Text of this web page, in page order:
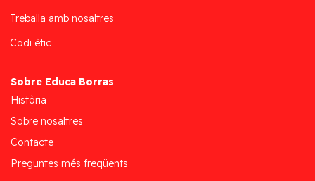
Treballa amb nosaltres
Codi ètic
Sobre Educa Borras
Història
Sobre nosaltres
Contacte
Preguntes més freqüents